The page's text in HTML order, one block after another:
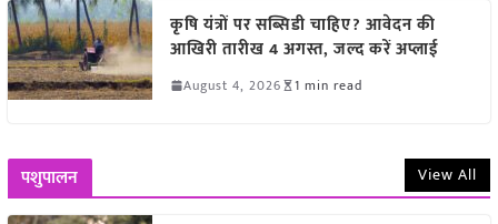
कृषि यंत्रों पर सब्सिडी चाहिए? आवेदन की
आखिरी तारीख 4 अगस्त, जल्द करें अप्लाई
August 4, 2026 1 min read
पशुपालन View All